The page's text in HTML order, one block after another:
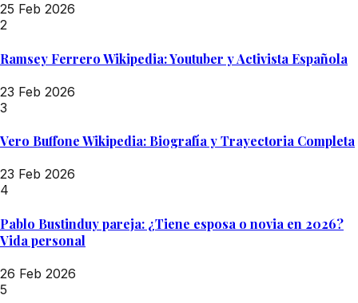
25 Feb 2026
2
Ramsey Ferrero Wikipedia: Youtuber y Activista Española
23 Feb 2026
3
Vero Buffone Wikipedia: Biografía y Trayectoria Completa
23 Feb 2026
4
Pablo Bustinduy pareja: ¿Tiene esposa o novia en 2026?
Vida personal
26 Feb 2026
5